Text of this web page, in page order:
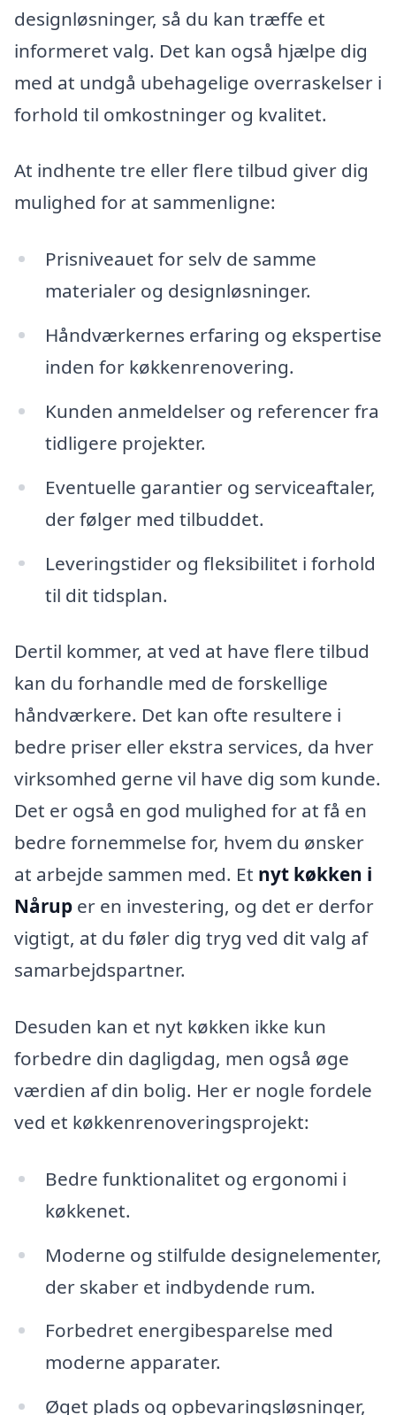
designløsninger, så du kan træffe et
informeret valg. Det kan også hjælpe dig
med at undgå ubehagelige overraskelser i
forhold til omkostninger og kvalitet.
At indhente tre eller flere tilbud giver dig
mulighed for at sammenligne:
Prisniveauet for selv de samme
materialer og designløsninger.
Håndværkernes erfaring og ekspertise
inden for køkkenrenovering.
Kunden anmeldelser og referencer fra
tidligere projekter.
Eventuelle garantier og serviceaftaler,
der følger med tilbuddet.
Leveringstider og fleksibilitet i forhold
til dit tidsplan.
Dertil kommer, at ved at have flere tilbud
kan du forhandle med de forskellige
håndværkere. Det kan ofte resultere i
bedre priser eller ekstra services, da hver
virksomhed gerne vil have dig som kunde.
Det er også en god mulighed for at få en
bedre fornemmelse for, hvem du ønsker
at arbejde sammen med. Et nyt køkken i
Nårup er en investering, og det er derfor
vigtigt, at du føler dig tryg ved dit valg af
samarbejdspartner.
Desuden kan et nyt køkken ikke kun
forbedre din dagligdag, men også øge
værdien af din bolig. Her er nogle fordele
ved et køkkenrenoveringsprojekt:
Bedre funktionalitet og ergonomi i
køkkenet.
Moderne og stilfulde designelementer,
der skaber et indbydende rum.
Forbedret energibesparelse med
moderne apparater.
Øget plads og opbevaringsløsninger,